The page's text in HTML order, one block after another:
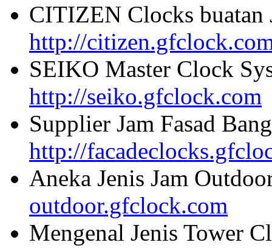
CITIZEN Clocks buatan
http://
SEIKO Master Clock
http://seiko.gfclock.com
Supplier Jam Fasad
http://
Aneka Jenis Jam
outdoor.gfclock.com
Mengenal Jenis Tower